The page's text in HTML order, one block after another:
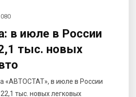
в июле в России
тыс. новых
«АВТОСТАТ», в июле в России
тыс. новых легковых